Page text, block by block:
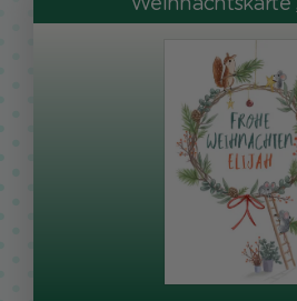
Weihnachtskarte